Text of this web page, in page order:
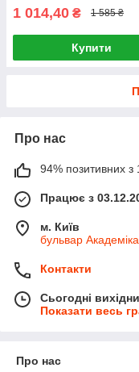
1 014,40 ₴ 1 585 ₴
Купити
Про нас
94% позитивних з
Працює з
м. Київ
бульвар
Контакти
Сьогодні
Показати весь
Про нас